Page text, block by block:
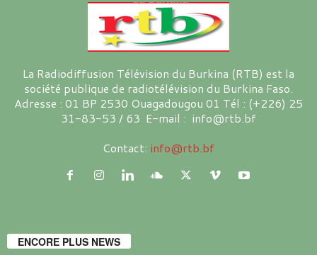
La Radiodiffusion Télévision du Burkina (RTB) est la
société publique de radiotélévision du Burkina Faso.
Adresse : 01 BP 2530 Ouagadougou 01 Tél : (+226) 25
31-83-53 / 63 E-mail : info@rtb.bf
Contact: info@rtb.bf
ENCORE PLUS NEWS